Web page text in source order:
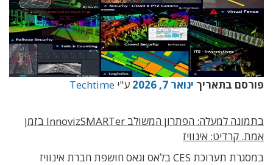
פורסם בתאריך ינואר 7, 2026 ע"י Techtime
בתמונה למעלה: הפתרון המשולב InnovizSMARTer בזמן
אמת. קרדיט: אינוויז
במסגרת תערוכת CES בלאס וגאס חושפת חברת אינוויז